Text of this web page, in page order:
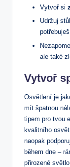
Vytvoř si
Udržuj
ale také
Vytvoř
Osvětlení je
mít špatnou
tipem pro tvou
kvalitního
naopak
během dne –
přirozené